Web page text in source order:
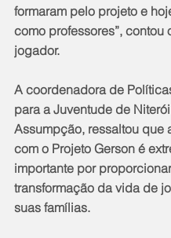
formaram pelo projeto e
como professores”, contou
jogador.
A coordenadora de
para a Juventude de
Assumpção, ressaltou que
com o Projeto Gerson é
importante por
transformação da vida de
suas famílias.